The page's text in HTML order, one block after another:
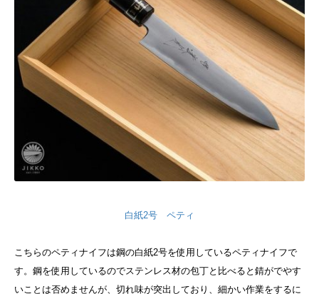
白紙2号 ペティ
こちらのペティナイフは鋼の白紙2号を使用しているペティナイフで
す。鋼を使用しているのでステンレス材の包丁と比べると錆がでやす
いことは否めませんが、切れ味が突出しており、細かい作業をするに